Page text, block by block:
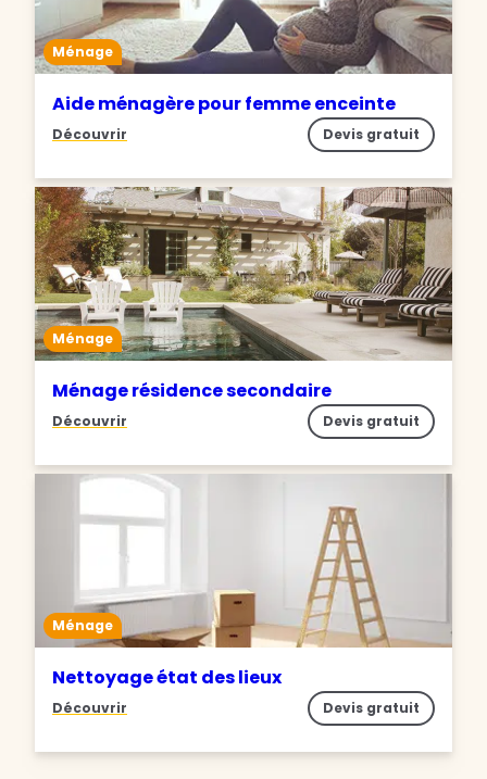
Ménage
Aide ménagère pour femme enceinte
Découvrir Devis gratuit
Ménage
Ménage résidence secondaire
Découvrir Devis gratuit
Ménage
Nettoyage état des lieux
Découvrir Devis gratuit